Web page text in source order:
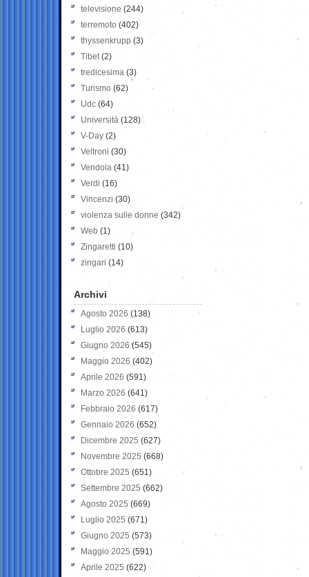
televisione(244)
terremoto (402)
thyssenkrupp (3)
Tibet(2)
tredicesima (3)
Turismo (62)
Udc (64)
Università (128)
V-Day (2)
Veltroni (30)
Vendola (41)
Verdi (16)
Vincenzi (30)
violenza sulle donne (342)
Web (1)
Zingaretti (10)
zingari (14)
Archivi
Agosto 2026 (138)
Luglio 2026 (613)
Giugno 2026 (545)
Maggio 2026 (402)
Aprile 2026 (591)
Marzo 2026 (641)
Febbraio 2026 (617)
Gennaio 2026 (652)
Dicembre 2025 (627)
Novembre 2025 (668)
Ottobre 2025 (651)
Settembre 2025 (662)
Agosto 2025 (669)
Luglio 2025 (671)
Giugno 2025 (573)
Maggio 2025 (591)
Aprile 2025 (622)